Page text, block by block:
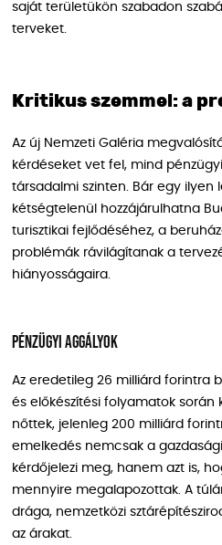
saját területükön szabadon
terveket.
Kritikus szemmel: a
Az új Nemzeti Galéria
kérdéseket vet fel, mind
társadalmi szinten. Bár egy ilyen
kétségtelenül hozzájárulhatna
turisztikai fejlődéséhez, a
problémák rávilágítanak a
hiányosságaira.
Pénzügyi aggályok
Az eredetileg 26 milliárd forintra
és előkészítési folyamatok során
nőttek, jelenleg 200 milliárd
emelkedés nemcsak a
kérdőjelezi meg, hanem azt is,
mennyire megalapozottak. A
drága, nemzetközi
az árakat.